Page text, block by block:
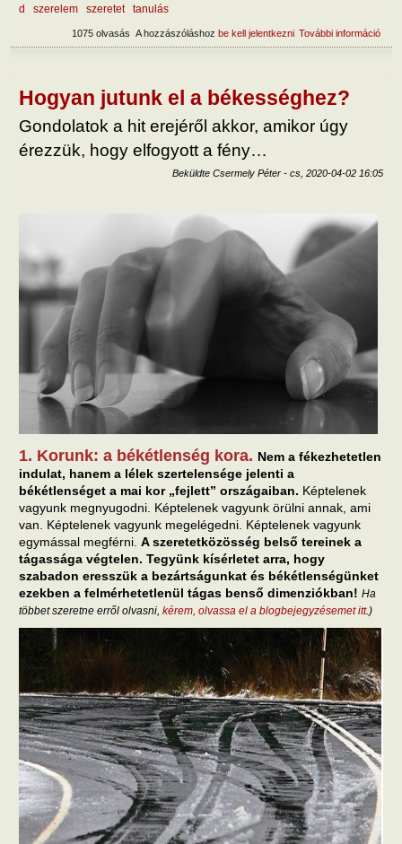
d
szerelem szeretet tanulás
További információ
A hozzászóláshoz be kell jelentkezni
1075 olvasás
Hogyan jutunk el a békességhez?
Gondolatok a hit erejéről akkor, amikor úgy
érezzük, hogy elfogyott a fény…
Beküldte Csermely Péter - cs, 2020-04-02 16:05
1. Korunk: a békétlenség kora. Nem a fékezhetetlen
indulat, hanem a lélek szertelensége jelenti a
békétlenséget a mai kor „fejlett” országaiban. Képtelenek
vagyunk megnyugodni. Képtelenek vagyunk örülni annak, ami
van. Képtelenek vagyunk megelégedni. Képtelenek vagyunk
egymással megférni. A szeretetközösség belső tereinek a
tágassága végtelen. Tegyünk kísérletet arra, hogy
szabadon eresszük a bezártságunkat és békétlenségünket
ezekben a felmérhetetlenül tágas benső dimenziókban! Ha
többet szeretne erről olvasni, kérem, olvassa el a blogbejegyzésemet itt.)